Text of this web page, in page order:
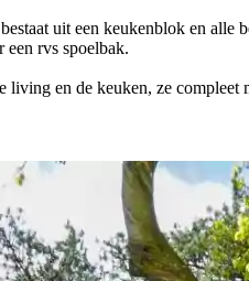
uit een keukenblok en alle
een rvs spoelbak.
en de keuken, ze compleet